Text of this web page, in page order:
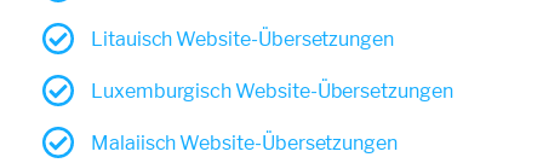
Litauisch Website-Übersetzungen
Luxemburgisch Website-Übersetzungen
Malaiisch Website-Übersetzungen